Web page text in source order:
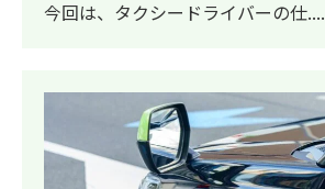
今回は、タクシードライバーの仕....